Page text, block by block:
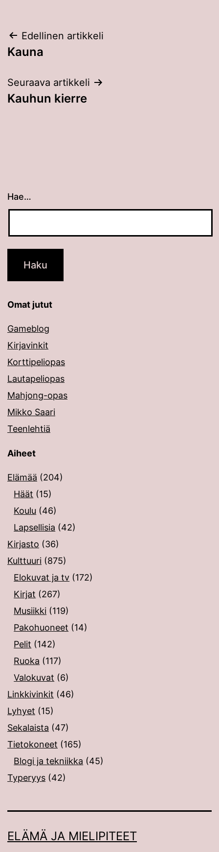
Artikkelien
selaus
Edellinen artikkeli
Kauna
Seuraava artikkeli
Kauhun kierre
Hae…
Kun tuloksia tulee, voit selata niitä
Omat jutut
Gameblog
Kirjavinkit
Korttipeliopas
Lautapeliopas
Mahjong-opas
Mikko Saari
Teenlehtiä
Aiheet
Elämää (204)
Häät (15)
Koulu (46)
Lapsellisia (42)
Kirjasto (36)
Kulttuuri (875)
Elokuvat ja tv (172)
Kirjat (267)
Musiikki (119)
Pakohuoneet (14)
Pelit (142)
Ruoka (117)
Valokuvat (6)
Linkkivinkit (46)
Lyhyet (15)
Sekalaista (47)
Tietokoneet (165)
Blogi ja tekniikka (45)
Typeryys (42)
ELÄMÄ JA MIELIPITEET